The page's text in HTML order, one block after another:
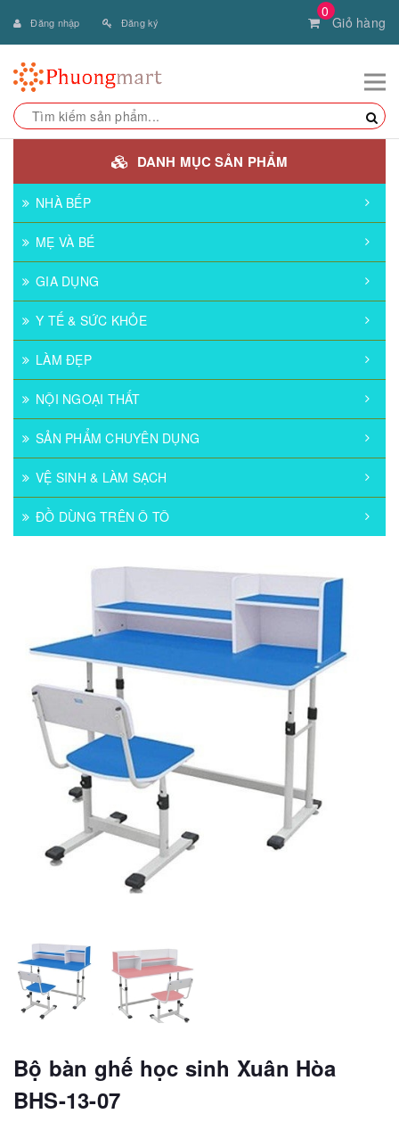
0
Giỏ hàng
Đăng nhập Đăng ký
DANH MỤC SẢN PHẨM
NHÀ BẾP
MẸ VÀ BÉ
GIA DỤNG
Y TẾ & SỨC KHỎE
LÀM ĐẸP
NỘI NGOẠI THẤT
SẢN PHẨM CHUYÊN DỤNG
VỆ SINH & LÀM SẠCH
ĐỒ DÙNG TRÊN Ô TÔ
Bộ bàn ghế học sinh Xuân Hòa
BHS-13-07